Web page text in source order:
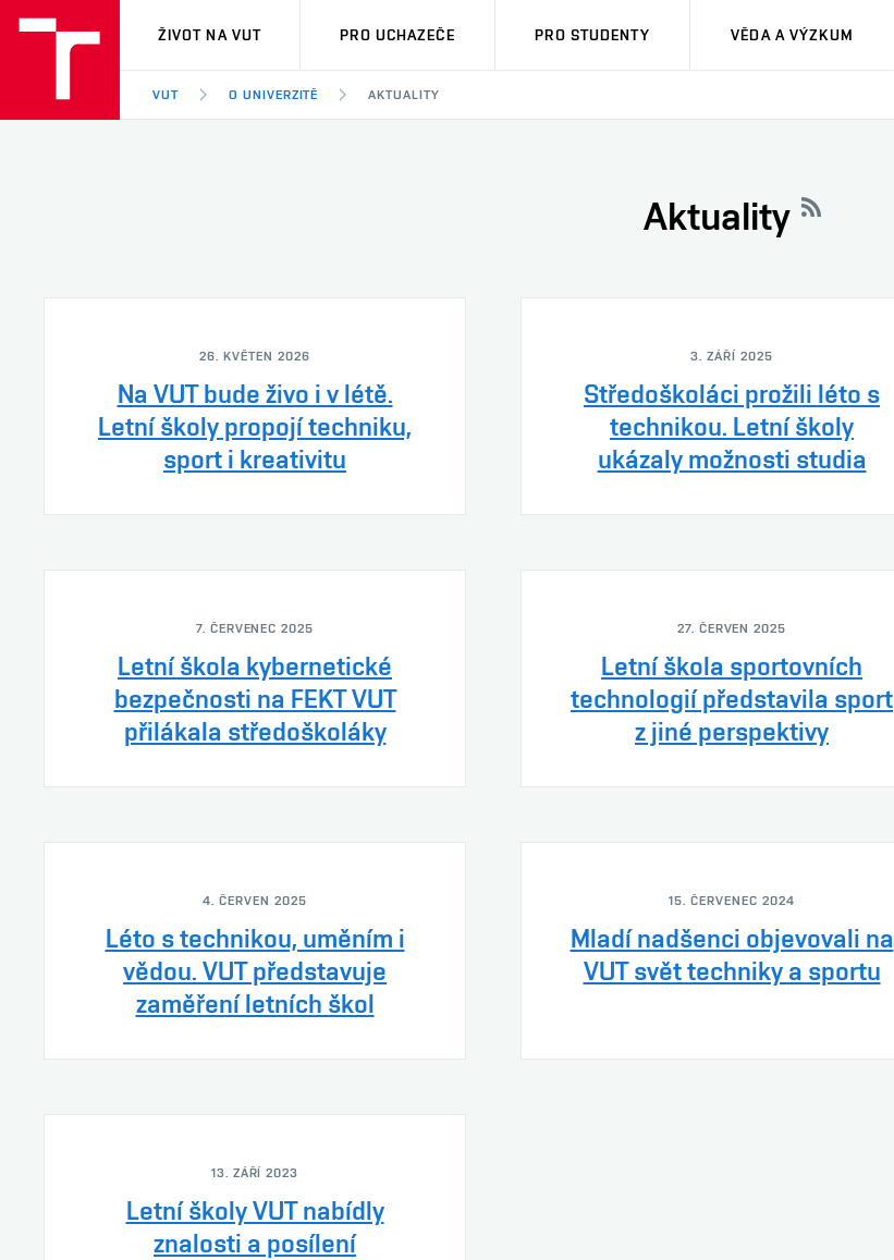
VUT
ŽIVOT NA VUT PRO UCHAZEČE PRO STUDENTY VĚDA A VÝZKUM
VUT O UNIVERZITĚ AKTUALITY
Aktuality
26. KVĚTEN 2026
Na VUT bude živo i v létě.
Letní školy propojí techniku,
sport i kreativitu
3. ZÁŘÍ 2025
Středoškoláci prožili léto s
technikou. Letní školy
ukázaly možnosti studia
7. ČERVENEC 2025
Letní škola kybernetické
bezpečnosti na FEKT VUT
přilákala středoškoláky
27. ČERVEN 2025
Letní škola sportovních
technologií představila sport
z jiné perspektivy
4. ČERVEN 2025
Léto s technikou, uměním i
vědou. VUT představuje
zaměření letních škol
15. ČERVENEC 2024
Mladí nadšenci objevovali na
VUT svět techniky a sportu
13. ZÁŘÍ 2023
Letní školy VUT nabídly
znalosti a posílení